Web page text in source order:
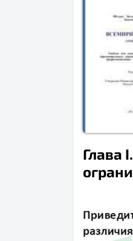
Глава